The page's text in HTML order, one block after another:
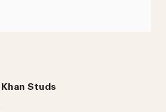
Khan Studs